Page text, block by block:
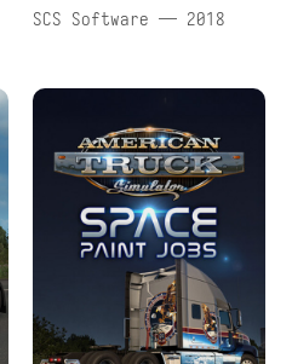
SCS Software — 2018